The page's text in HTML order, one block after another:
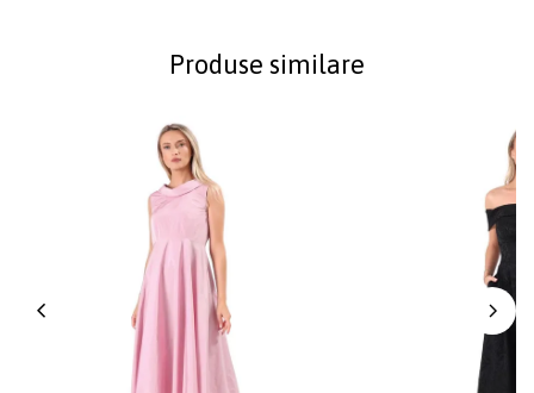
Produse similare